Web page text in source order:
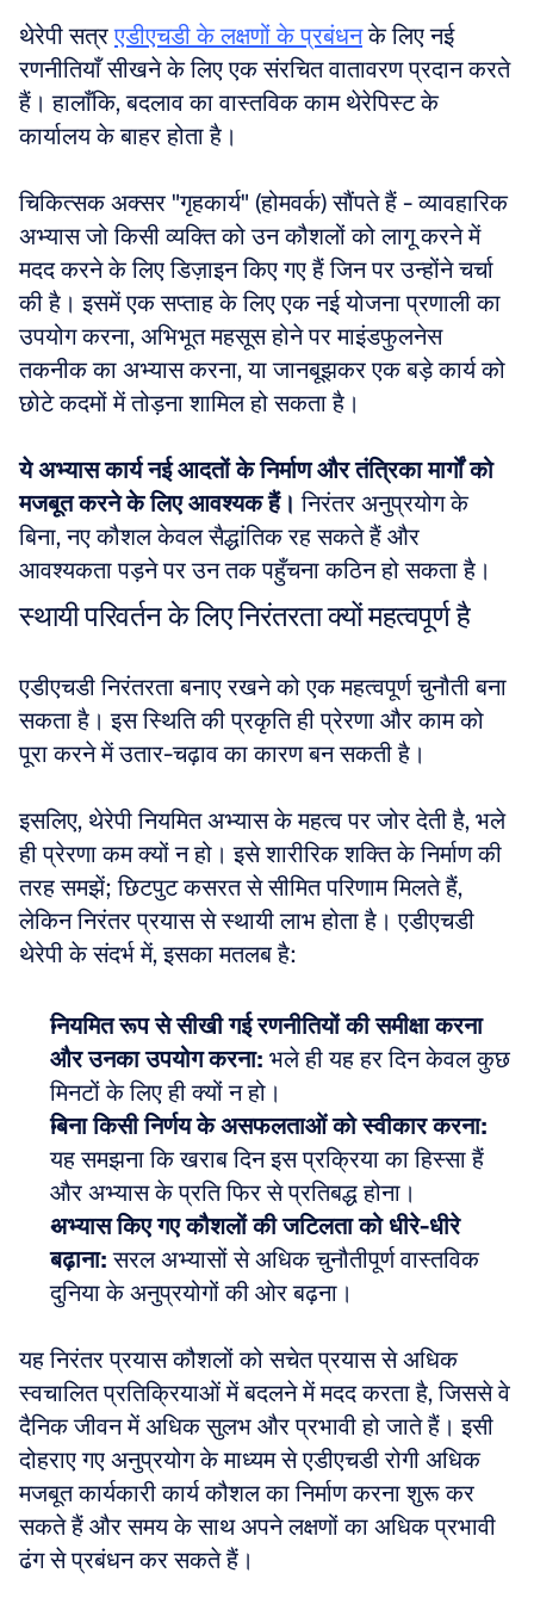
थेरेपी सत्र एडीएचडी के लक्षणों के प्रबंधन के लिए नई
रणनीतियाँ सीखने के लिए एक संरचित वातावरण प्रदान करते
हैं। हालाँकि, बदलाव का वास्तविक काम थेरेपिस्ट के
कार्यालय के बाहर होता है।
चिकित्सक अक्सर "गृहकार्य" (होमवर्क) सौंपते हैं - व्यावहारिक
अभ्यास जो किसी व्यक्ति को उन कौशलों को लागू करने में
मदद करने के लिए डिज़ाइन किए गए हैं जिन पर उन्होंने चर्चा
की है। इसमें एक सप्ताह के लिए एक नई योजना प्रणाली का
उपयोग करना, अभिभूत महसूस होने पर माइंडफुलनेस
तकनीक का अभ्यास करना, या जानबूझकर एक बड़े कार्य को
छोटे कदमों में तोड़ना शामिल हो सकता है।
ये अभ्यास कार्य नई आदतों के निर्माण और तंत्रिका मार्गों को
मजबूत करने के लिए आवश्यक हैं। निरंतर अनुप्रयोग के
बिना, नए कौशल केवल सैद्धांतिक रह सकते हैं और
आवश्यकता पड़ने पर उन तक पहुँचना कठिन हो सकता है।
स्थायी परिवर्तन के लिए निरंतरता क्यों महत्वपूर्ण है
एडीएचडी निरंतरता बनाए रखने को एक महत्वपूर्ण चुनौती बना
सकता है। इस स्थिति की प्रकृति ही प्रेरणा और काम को
पूरा करने में उतार-चढ़ाव का कारण बन सकती है।
इसलिए, थेरेपी नियमित अभ्यास के महत्व पर जोर देती है, भले
ही प्रेरणा कम क्यों न हो। इसे शारीरिक शक्ति के निर्माण की
तरह समझें; छिटपुट कसरत से सीमित परिणाम मिलते हैं,
लेकिन निरंतर प्रयास से स्थायी लाभ होता है। एडीएचडी
थेरेपी के संदर्भ में, इसका मतलब है:
नियमित रूप से सीखी गई रणनीतियों की समीक्षा करना
और उनका उपयोग करना: भले ही यह हर दिन केवल कुछ
मिनटों के लिए ही क्यों न हो।
बिना किसी निर्णय के असफलताओं को स्वीकार करना:
यह समझना कि खराब दिन इस प्रक्रिया का हिस्सा हैं
और अभ्यास के प्रति फिर से प्रतिबद्ध होना।
अभ्यास किए गए कौशलों की जटिलता को धीरे-धीरे
बढ़ाना: सरल अभ्यासों से अधिक चुनौतीपूर्ण वास्तविक
दुनिया के अनुप्रयोगों की ओर बढ़ना।
यह निरंतर प्रयास कौशलों को सचेत प्रयास से अधिक
स्वचालित प्रतिक्रियाओं में बदलने में मदद करता है, जिससे वे
दैनिक जीवन में अधिक सुलभ और प्रभावी हो जाते हैं। इसी
दोहराए गए अनुप्रयोग के माध्यम से एडीएचडी रोगी अधिक
मजबूत कार्यकारी कार्य कौशल का निर्माण करना शुरू कर
सकते हैं और समय के साथ अपने लक्षणों का अधिक प्रभावी
ढंग से प्रबंधन कर सकते हैं।